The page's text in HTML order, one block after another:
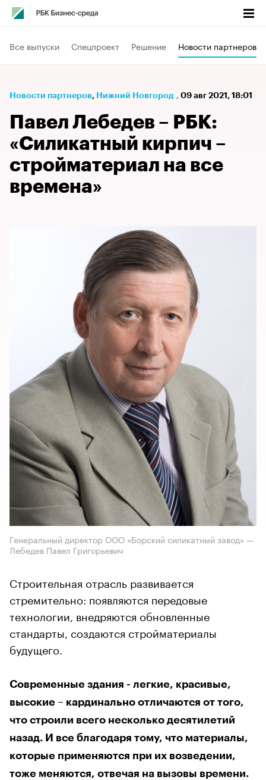
Все выпуски Спецпроект Решение Новости партнеров
Новости партнеров⁠, Нижний Новгород , 09 авг 2021, 18:01
Павел Лебедев – РБК:
«Силикатный кирпич –
стройматериал на все
времена»
Генеральный директор ООО «Борский силикатный завод» —
Лебедев Павел Григорьевич
Строительная отрасль развивается
стремительно: появляются передовые
технологии, внедряются обновленные
стандарты, создаются стройматериалы
будущего.
Современные здания - легкие, красивые,
высокие – кардинально отличаются от того,
что строили всего несколько десятилетий
назад. И все благодаря тому, что материалы,
которые применяются при их возведении,
тоже меняются, отвечая на вызовы времени.